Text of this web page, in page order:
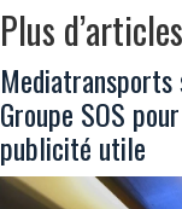
Plus
Mediatransports
Groupe SOS
publicité utile